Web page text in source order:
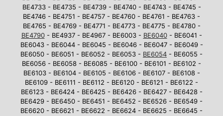
BE4733 - BE4735 - BE4739 - BE4740 - BE4743 - BE4745 -
BE4746 - BE4751 - BE4757 - BE4760 - BE4761 - BE4763 -
BE4765 - BE4769 - BE4771 - BE4773 - BE4775 - BE4780 -
BE4790- BE4937 - BE4967 - BE6003 - BE6040- BE6041 -
BE6043 - BE6044 - BE6045 - BE6046 - BE6047 - BE6049 -
BE6050 - BE6051 - BE6052 - BE6053 - BE6054 - BE6055 -
BE6056 - BE6058 - BE6085 - BE6100 - BE6101 - BE6102 -
BE6103 - BE6104 - BE6105 - BE6106 - BE6107 - BE6108 -
BE6109 - BE6111 - BE6112 - BE6120 - BE6121 - BE6122 -
BE6123 - BE6424 - BE6425 - BE6426 - BE6427 - BE6428 -
BE6429 - BE6450 - BE6451 - BE6452 - BE6526 - BE6549 -
BE6620 - BE6621 - BE6622 - BE6624 - BE6625 - BE6645 -